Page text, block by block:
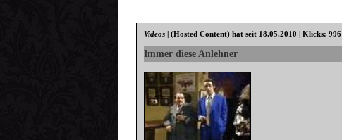
Videos |(Hosted Content) hat seit 18.05.2010 | Klicks: 996
Immer diese Anlehner